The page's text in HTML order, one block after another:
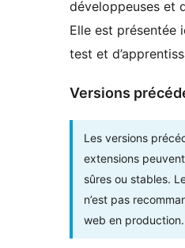
développeuses et
Elle est présentée
test et
Versions
Les versions
extensions
sûres ou stables.
n’est pas
web en production.